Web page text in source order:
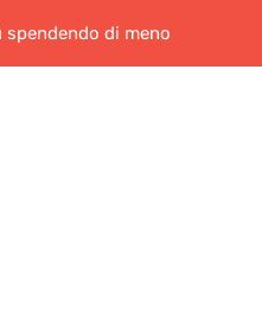
spendendo di meno